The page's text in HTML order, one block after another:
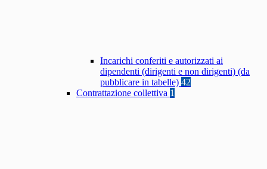
Incarichi conferiti e autorizzati ai
dipendenti (dirigenti e non dirigenti) (da
pubblicare in tabelle) 42
Contrattazione collettiva 1